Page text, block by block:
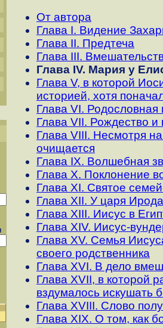
От автора
Глава I. Видение
Глава II. Предтеча
Глава III.
Глава IV. Мария у
Глава V, в которой
историей, хотя
Глава VI. Родословная
Глава VII. Рождество и
Глава VIII. Несмотря
очищается
Глава IX. Волшебная
Глава X. Поклонение
Глава XI. Святое
Глава XII. У царя
Глава XIII. Иисус в
Глава XIV. Иисус-
Глава XV. Семья
своего родственника
Глава XVI. В дело
Глава XVII, в которой
вздумалось искушать
Глава XVIII. Слово
Глава XIX. О том, как